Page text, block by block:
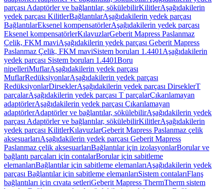
parçası Adaptörler ve bağlantılar, sökülebilirKilitlerAşağıdakilerin
yedek parçası KilitlerBağlantılarAşağıdakilerin yedek parçası
BağlantılarEksenel kompensatörlerAşağıdakilerin yedek parçası
Eksenel kompensatörlerKılavuzlarGeberit Mapress Paslanmaz
Çelik, FKM maviAşağıdakilerin yedek parçası Geberit Mapress
Paslanmaz Çelik, FKM maviSistem boruları 1.4401 Aşağıdakilerin
yedek parçası Sistem boruları 1.4401Boru
nipelleriMuflarAşağıdakilerin yedek parçası
MuflarRedüksiyonlarAşağıdakilerin yedek parçası
RedüksiyonlarDirseklerAşağıdakilerin yedek parçası DirseklerT
parçalarAşağıdakilerin yedek parçası T parçalarÇıkarılamayan
adaptörlerAşağıdakilerin yedek parçası Çıkarılamayan
adaptörlerAdaptörler ve bağlantılar, sökülebilirAşağıdakilerin yedek
parçası Adaptörler ve bağlantılar, sökülebilirKilitlerAşağıdakilerin
yedek parçası KilitlerKılavuzlarGeberit Mapress Paslanmaz çelik
aksesuarlarıAşağıdakilerin yedek parçası Geberit Mapress
Paslanmaz çelik aksesuarlarıBağlantılar için izolasyonlarBorular ve
bağlantı parçaları için contalarBorular için sabitleme
elemanlarıBağlantılar için sabitleme elemanlarıAşağıdakilerin yedek
parçası Bağlantılar için sabitleme elemanlarıSistem contalarıFlanş
bağlantıları için cıvata setleriGeberit Mapress ThermTherm sistem